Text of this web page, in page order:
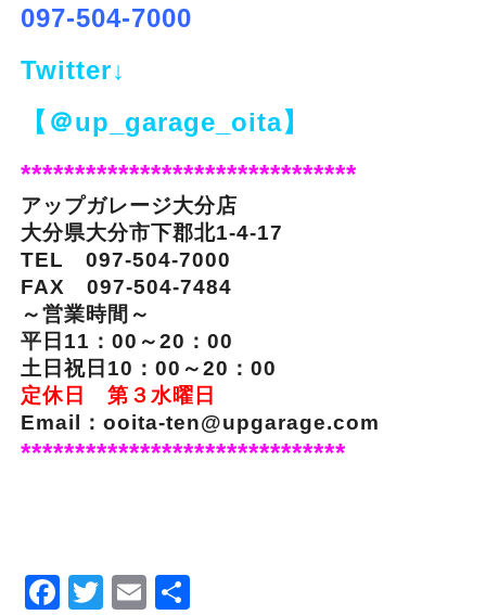
097-504-7000
Twitter↓
【＠up_garage_oita】
*******************************
アップガレージ大分店
大分県大分市下郡北1-4-17
TEL 097-504-7000
FAX 097-504-7484
～営業時間～
平日11：00～20：00
土日祝日10：00～20：00
定休日 第３水曜日
Email：ooita-ten@upgarage.com
******************************
Facebook
Twitter
EmailShare